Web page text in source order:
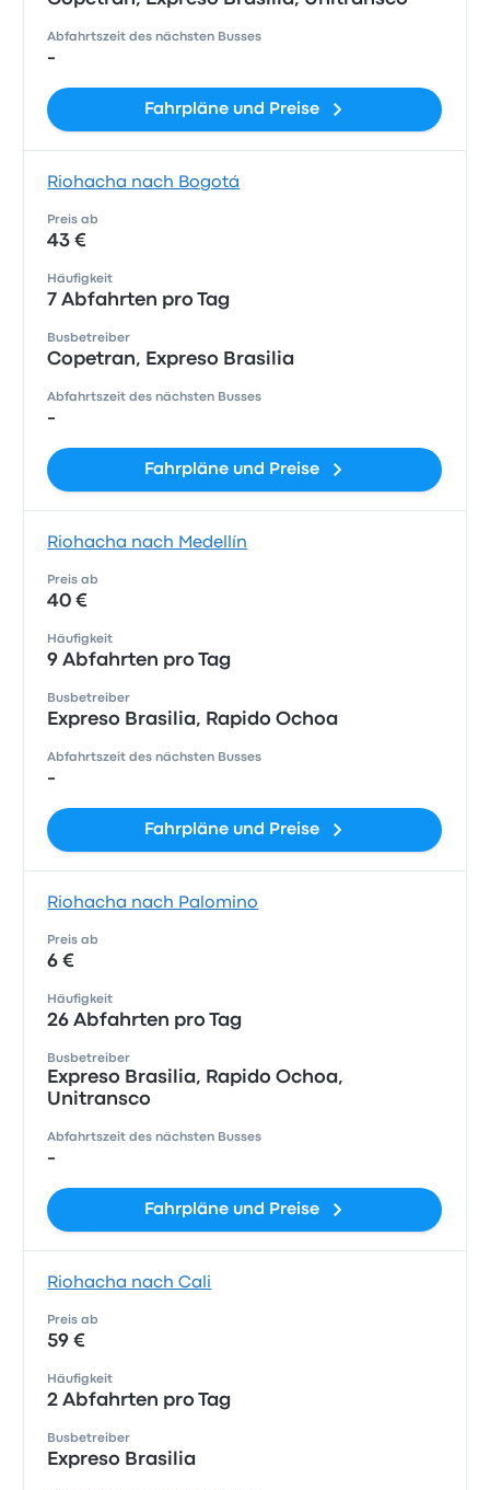
Abfahrtszeit des nächsten Busses
-
Fahrpläne und Preise
Riohacha nach Bogotá
Preis ab
43 €
Häufigkeit
7 Abfahrten pro Tag
Busbetreiber
Copetran, Expreso Brasilia
Abfahrtszeit des nächsten Busses
-
Fahrpläne und Preise
Riohacha nach Medellín
Preis ab
40 €
Häufigkeit
9 Abfahrten pro Tag
Busbetreiber
Expreso Brasilia, Rapido Ochoa
Abfahrtszeit des nächsten Busses
-
Fahrpläne und Preise
Riohacha nach Palomino
Preis ab
6 €
Häufigkeit
26 Abfahrten pro Tag
Busbetreiber
Expreso Brasilia, Rapido Ochoa,
Unitransco
Abfahrtszeit des nächsten Busses
-
Fahrpläne und Preise
Riohacha nach Cali
Preis ab
59 €
Häufigkeit
2 Abfahrten pro Tag
Busbetreiber
Expreso Brasilia